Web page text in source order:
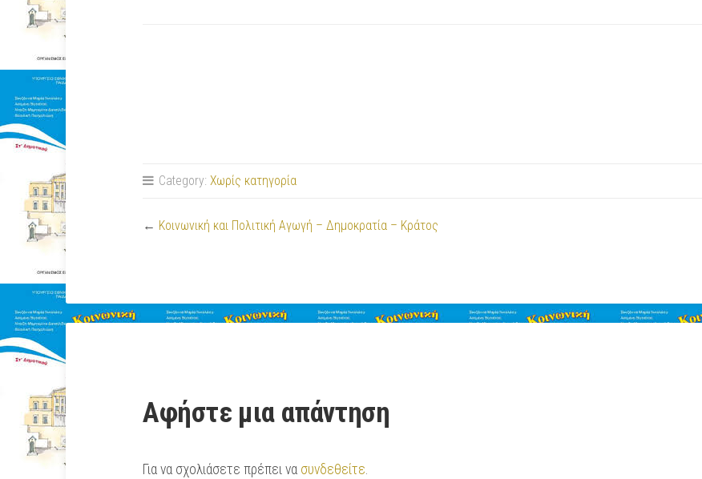
Category: Χωρίς κατηγορία
← Κοινωνική και Πολιτική Αγωγή – Δημοκρατία – Κράτος
Αφήστε μια απάντηση
Για να σχολιάσετε πρέπει να συνδεθείτε.